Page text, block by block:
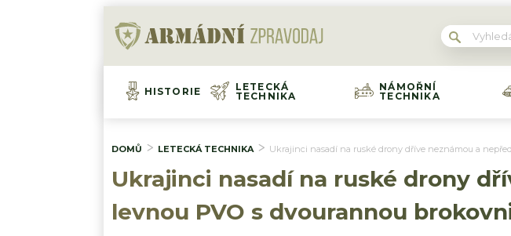
HISTORIE
LETECKÁ
TECHNIKA
NÁMOŘNÍ
TECHNIKA
DOMŮ LETECKÁ TECHNIKA Ukrajinci nasadí na ruské drony dříve neznámou a
Ukrajinci nasadí na ruské drony
levnou PVO s dvourannou